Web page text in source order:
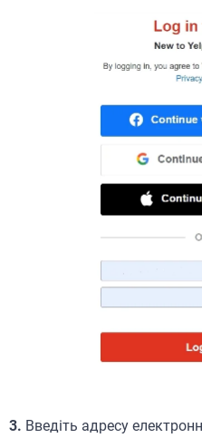
3. Введіть адресу